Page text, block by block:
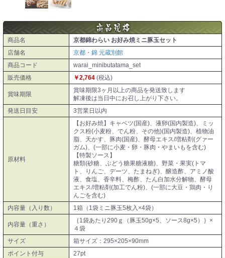
商品名
京都錦わらい お好み焼ミニ豚玉セット
店舗名
京都・錦 元蔵別館
商品コード
warai_minibutatama_set
販売価格
￥2,764 (税込)
賞味期限
賞味期限3ヶ月以上の商品を発送致します
解凍後は当日中にお召し上がり下さい。
発送日目安
3営業日以内
原材料
【お好み焼】キャベツ(国産)、液卵(国内製造)、ミッ
クス粉(小麦粉、でん粉、その他)(国内製造)、植物油
脂、天かす、豚肉(国産)、酵母エキス/増粘剤(グァー
ガム)、(一部に小麦・卵・豚肉・やまいもを含む)
【特製ソース】
糖類(砂糖、ぶどう糖果糖液糖)、野菜・果実(トマ
ト、りんご、デーツ、たまねぎ)、醸造酢、アミノ酸
液、食塩、香辛料、梅酢、たん白加水分解物、酵母
エキス/増粘剤(加工でん粉)、(一部に大豆・鶏肉・り
んごを含む)
内容量（入り数）
1箱（1袋ミニ豚玉5枚入×4袋）
内容量（重さ）
｛1袋あたり290ｇ（豚玉50g×5、ソース8g×5）｝×
４袋
サイズ
箱サイズ：295×205×90mm
ポイント付与
27pt